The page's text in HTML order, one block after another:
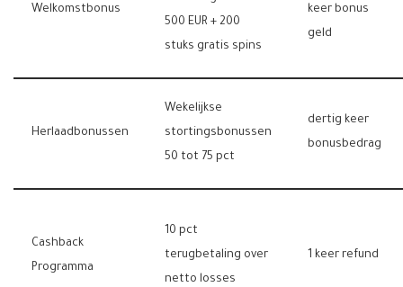
Welkomstbonus
500 EUR + 200
stuks gratis spins
keer bonus
geld
Herlaadbonussen
Wekelijkse
stortingsbonussen
50 tot 75 pct
dertig keer
bonusbedrag
Cashback
Programma
10 pct
terugbetaling over
netto losses
1 keer refund